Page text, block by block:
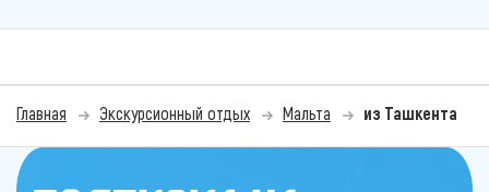
Главная Экскурсионный отдых Мальта из Ташкента